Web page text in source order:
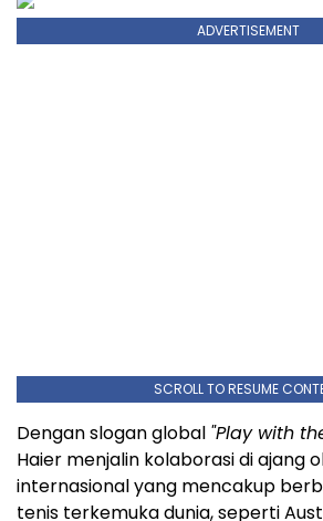
ADVERTISEMENT
SCROLL TO RESUME
Dengan slogan global "Play with
Haier menjalin kolaborasi di ajang
internasional yang mencakup
tenis terkemuka dunia, seperti